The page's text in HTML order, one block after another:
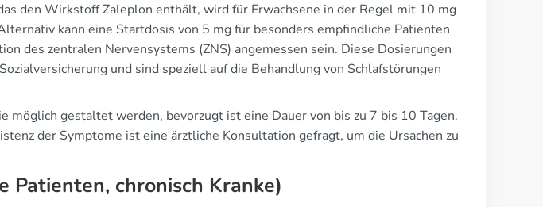
den Wirkstoff Zaleplon enthält, wird für Erwachsene in der Regel mit 10 mg
kann eine Startdosis von 5 mg für besonders empfindliche Patienten
des zentralen Nervensystems (ZNS) angemessen sein. Diese Dosierungen
und sind speziell auf die Behandlung von Schlafstörungen
möglich gestaltet werden, bevorzugt ist eine Dauer von bis zu 7 bis 10 Tagen.
der Symptome ist eine ärztliche Konsultation gefragt, um die Ursachen zu
Patienten, chronisch Kranke)